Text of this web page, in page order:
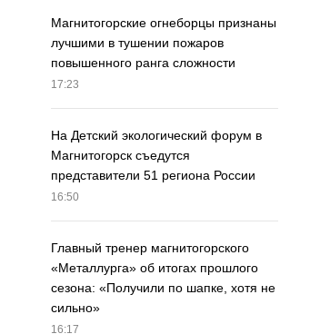
Магнитогорские огнеборцы признаны
лучшими в тушении пожаров
повышенного ранга сложности
17:23
На Детский экологический форум в
Магнитогорск съедутся
представители 51 региона России
16:50
Главный тренер магнитогорского
«Металлурга» об итогах прошлого
сезона: «Получили по шапке, хотя не
сильно»
16:17